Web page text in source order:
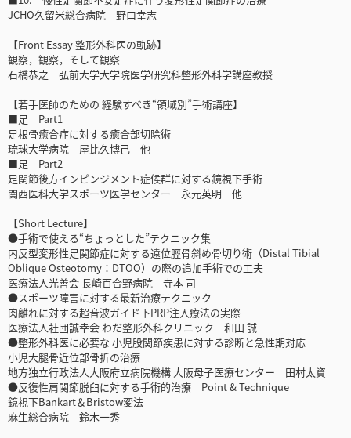
JCHO久留米総合病院 野口幸志
【Front Essay 整形外科医の軌跡】
観察，観察，そして観察
石橋恭之 弘前大学大学院医学研究科整形外科学講座教授
【若手医師のための 経験すべき“領域別”手術講座】
■足 Part1
足根骨癒合症に対する癒合部切除術
琉球大学病院 屋比久博己 他
■足 Part2
足関節後方インピンジメント症候群に対する鏡視下手術
関西医科大学スポーツ医学センター 永元英明 他
【Short Lecture】
●手術で使える“ちょっとした”テクニック集
内反型変形性足関節症に対する遠位脛骨斜め骨切り術（Distal Tibial
Oblique Osteotomy：DTOO）の際の追加手術での工夫
医療法人光善会 長崎百合野病院 寺本 司
●スポーツ障害に対する最新治療テクニック
肉離れに対する超音波ガイド下PRP注入療法の実際
医療法人社団誠幸会 わだ整形外科クリニック 和田 誠
●整形外科医に必要な 小児股関節疾患に対する診断と急性期対応
小児大腿骨近位部骨折の治療
地方独立行政法人大阪府立病院機構 大阪母子医療センター 田村太資
●反復性肩関節脱臼に対する手術的治療 Point & Technique
鏡視下Bankart＆Bristow変法
麻生総合病院 鈴木一秀